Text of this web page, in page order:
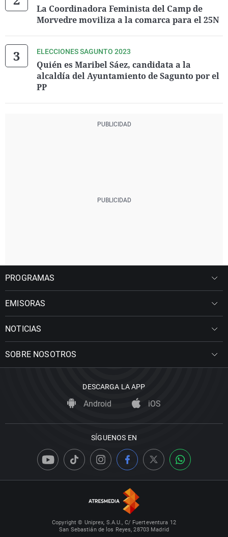
La Coordinadora Feminista del Camp de
Morvedre moviliza a la comarca para el 25N
ELECCIONES SAGUNTO 2023
Quién es Maribel Sáez, candidata a la
alcaldía del Ayuntamiento de Sagunto por el
PP
PROGRAMAS
EMISORAS
NOTICIAS
SOBRE NOSOTROS
DESCARGA LA APP
Android iOS
SÍGUENOS EN
Copyright © Uniprex, S.A.U., C/ Fuerteventura 12
San Sebastián de los Reyes, 28703 Madrid